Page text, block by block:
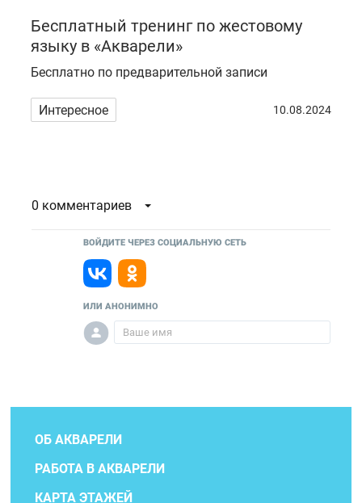
Бесплатный тренинг по жестовому
языку в «Акварели»
Бесплатно по предварительной записи
Интересное 10.08.2024
0 комментариев
ВОЙДИТЕ ЧЕРЕЗ СОЦИАЛЬНУЮ СЕТЬ
ИЛИ АНОНИМНО
ОБ АКВАРЕЛИ
РАБОТА В АКВАРЕЛИ
КАРТА ЭТАЖЕЙ